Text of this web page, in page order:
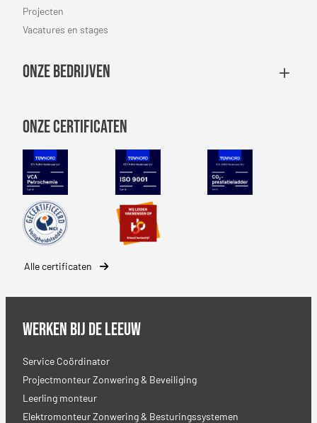
Projecten
Vacatures en stages
Onze bedrijven
Onze certificaten
VCA Petrochemie NEN-EN-ISO 9001
Safety Culture Ladder
Alle certificaten
Werken bij De Leeuw
Service Coördinator
Projectmonteur Zonwering & Beveiliging
Leerling monteur
Elektromonteur Zonwering & Besturingssystemen